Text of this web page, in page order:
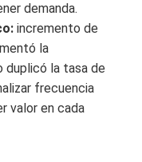
demanda.
incremento de
la
duplicó la tasa de
frecuencia
valor en cada